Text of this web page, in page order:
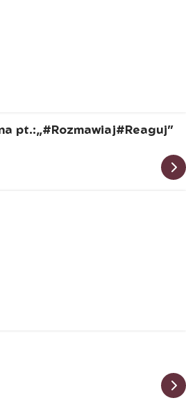
pt.:„#Rozmawiaj#Reaguj”